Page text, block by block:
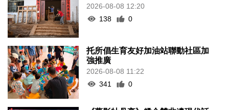
2026-08-08 12:20
138
0
托所倡生育友好加油站聯動社區加
強推廣
2026-08-08 11:22
341
0